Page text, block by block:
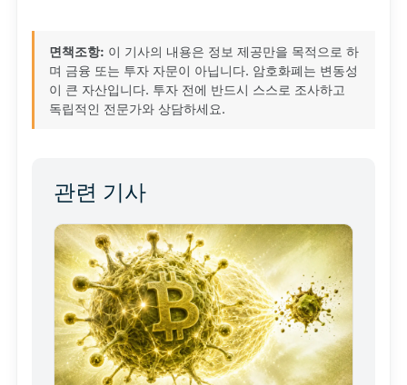
면책조항: 이 기사의 내용은 정보 제공만을 목적으로 하
며 금융 또는 투자 자문이 아닙니다. 암호화폐는 변동성
이 큰 자산입니다. 투자 전에 반드시 스스로 조사하고
독립적인 전문가와 상담하세요.
관련 기사